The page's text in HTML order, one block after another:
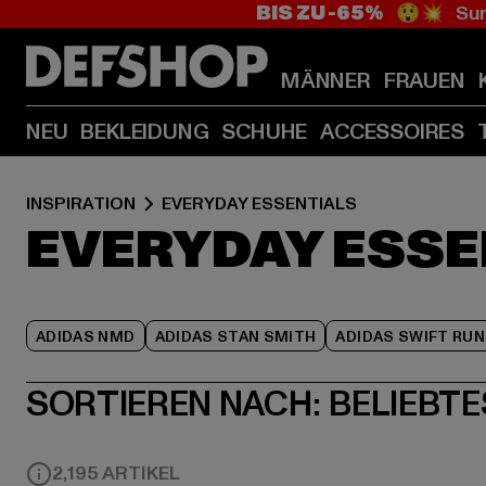
BIS ZU -65% 😲💥
MÄNNER FRAUEN
NEU BEKLEIDUNG SCHUHE ACCESSOIRES
INSPIRATION EVERYDAY ESSENTIALS
EVERYDAY
ADIDAS NMD ADIDAS STAN SMITH ADIDAS SWIFT RUN
SORTIEREN NACH:
2,195 ARTIKEL